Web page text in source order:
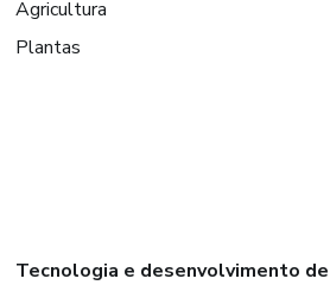
Agricultura
Plantas
Tecnologia e desenvolvimento